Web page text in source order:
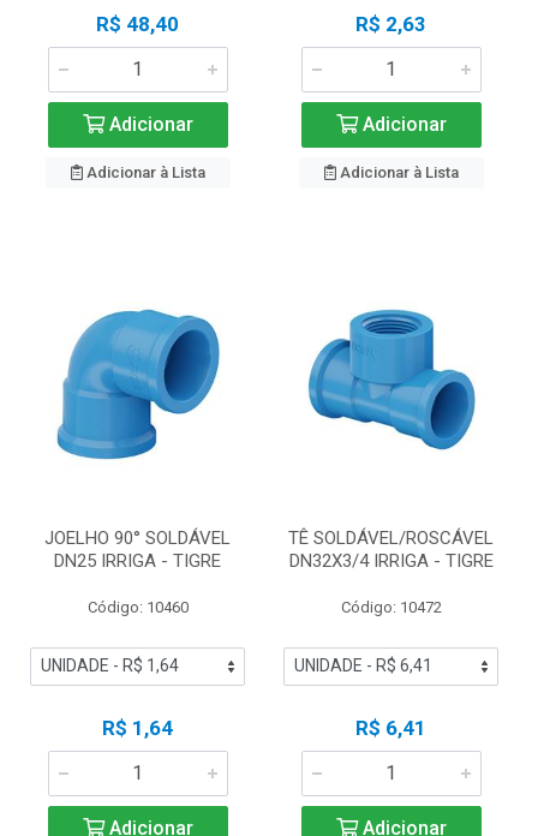
R$ 48,40
Adicionar
Adicionar à Lista
R$ 2,63
Adicionar
Adicionar à Lista
JOELHO 90° SOLDÁVEL
DN25 IRRIGA - TIGRE
Código: 10460
R$ 1,64
Adicionar
TÊ SOLDÁVEL/ROSCÁVEL
DN32X3/4 IRRIGA - TIGRE
Código: 10472
R$ 6,41
Adicionar